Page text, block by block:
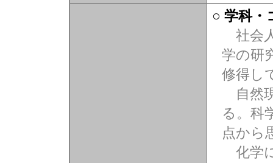
○ 学科・
社会
学の研
修得し
自然
る。科
点から
化学